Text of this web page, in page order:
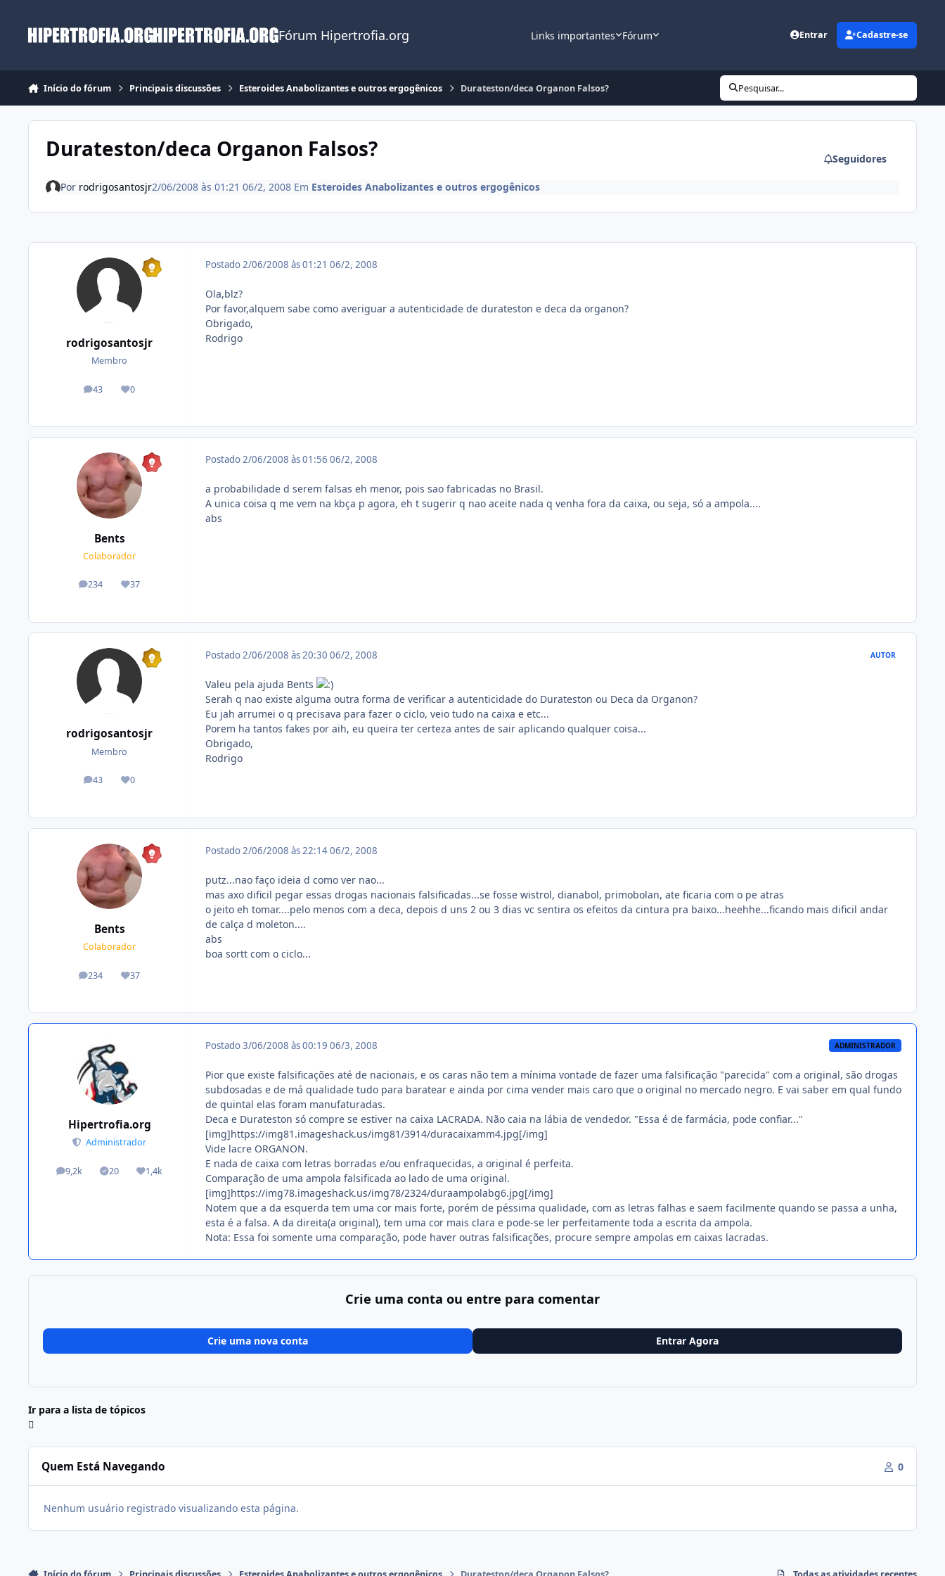
Fórum Hipertrofia.org Links importantes Fórum Entrar Cadastre-se
Início do fórum Principais discussões Esteroides Anabolizantes e outros ergogênicos Durateston/deca Organon Falsos? Pesquisar...
Durateston/deca Organon Falsos? Seguidores
Por rodrigosantosjr2/06/2008 às 01:21 06/2, 2008 Em Esteroides Anabolizantes e outros ergogênicos
rodrigosantosjr
Membro
43
posts 0
Reputação
Postado 2/06/2008 às 01:21 06/2, 2008
Ola,blz?
Por favor,alquem sabe como averiguar a autenticidade de durateston e deca da organon?
Obrigado,
Rodrigo
Bents
Colaborador
234
posts 37
Reputação
Postado2/06/2008 às 01:56 06/2, 2008
a probabilidade d serem falsas eh menor, pois sao fabricadas no Brasil.
A unica coisa q me vem na kbça p agora, eh t sugerir q nao aceite nada q venha fora da caixa, ou seja, só a ampola....
abs
rodrigosantosjr
Membro
43
posts 0
Reputação
Postado2/06/2008 às 20:30 06/2, 2008 AUTOR
Valeu pela ajuda Bents
Serah q nao existe alguma outra forma de verificar a autenticidade do Durateston ou Deca da Organon?
Eu jah arrumei o q precisava para fazer o ciclo, veio tudo na caixa e etc...
Porem ha tantos fakes por aih, eu queira ter certeza antes de sair aplicando qualquer coisa...
Obrigado,
Rodrigo
Bents
Colaborador
234
posts 37
Reputação
Postado2/06/2008 às 22:1406/2, 2008
putz...nao faço ideia d como ver nao...
mas axo dificil pegar essas drogas nacionais falsificadas...se fosse wistrol, dianabol, primobolan, ate ficaria com o pe atras
o jeito eh tomar....pelo menos com a deca, depois d uns 2 ou 3 dias vc sentira os efeitos da cintura pra baixo...heehhe...ficando mais dificil andar
de calça d moleton....
abs
boa sortt com o ciclo...
Hipertrofia.org
Administrador
9,2k
posts 20
Tópicos solucionados
1,4k
Reputação
Postado3/06/2008 às 00:19 06/3, 2008 ADMINISTRADOR
Pior que existe falsificações até de nacionais, e os caras não tem a mínima vontade de fazer uma falsificação "parecida" com a original, são drogas
subdosadas e de má qualidade tudo para baratear e ainda por cima vender mais caro que o original no mercado negro. E vai saber em qual fundo
de quintal elas foram manufaturadas.
Deca e Durateston só compre se estiver na caixa LACRADA. Não caia na lábia de vendedor. "Essa é de farmácia, pode confiar..."
[img]https://img81.imageshack.us/img81/3914/duracaixamm4.jpg[/img]
Vide lacre ORGANON.
E nada de caixa com letras borradas e/ou enfraquecidas, a original é perfeita.
Comparação de uma ampola falsificada ao lado de uma original.
[img]https://img78.imageshack.us/img78/2324/duraampolabg6.jpg[/img]
Notem que a da esquerda tem uma cor mais forte, porém de péssima qualidade, com as letras falhas e saem facilmente quando se passa a unha,
esta é a falsa. A da direita(a original), tem uma cor mais clara e pode-se ler perfeitamente toda a escrita da ampola.
Nota: Essa foi somente uma comparação, pode haver outras falsificações, procure sempre ampolas em caixas lacradas.
Crie uma conta ou entre para comentar
Crie uma nova conta Entrar Agora
Ir para a lista de tópicos
Quem Está Navegando 0
Nenhum usuário registrado visualizando esta página.